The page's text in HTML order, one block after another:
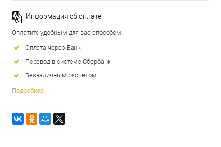
Информация об оплате
Оплатите удобным для вас способом:
Оплата через Банк
Перевод в системе Сбербанк
Безналичным расчетом
Подробнее